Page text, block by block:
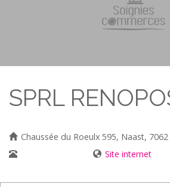
SPRL
Chaussée du Roeulx 595, Naast, 7062
Site internet